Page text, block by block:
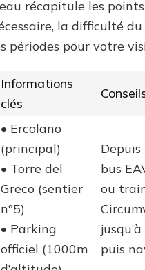
récapitule les points
la difficulté
périodes pour votre
Informations
clés
• Ercolano
(principal)
• Torre del
Greco (sentier
n°5)
• Parking
officiel (1000m
Depuis
bus
ou
puis